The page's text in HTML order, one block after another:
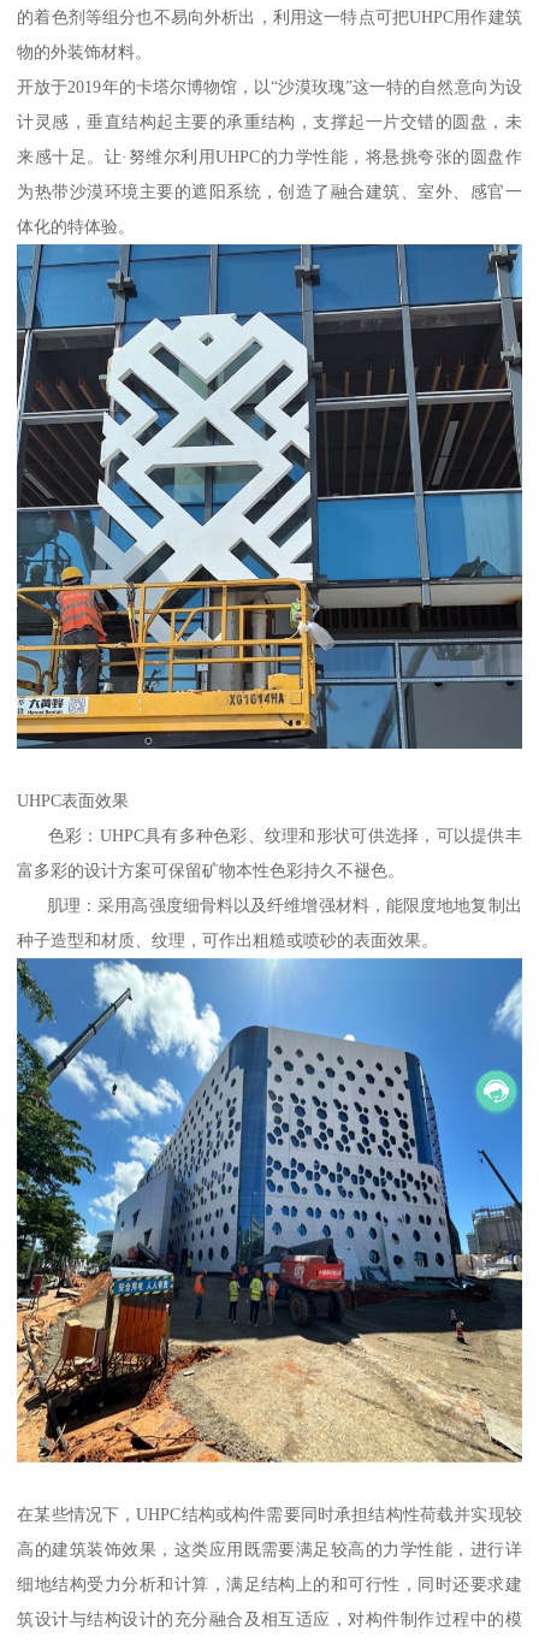
的着色剂等组分也不易向外析出，利用这一特点可把UHPC用作建筑
物的外装饰材料。
开放于2019年的卡塔尔博物馆，以“沙漠玫瑰”这一特的自然意向为设
计灵感，垂直结构起主要的承重结构，支撑起一片交错的圆盘，未
来感十足。让·努维尔利用UHPC的力学性能，将悬挑夸张的圆盘作
为热带沙漠环境主要的遮阳系统，创造了融合建筑、室外、感官一
体化的特体验。
UHPC表面效果
色彩：UHPC具有多种色彩、纹理和形状可供选择，可以提供丰
富多彩的设计方案可保留矿物本性色彩持久不褪色。
肌理：采用高强度细骨料以及纤维增强材料，能限度地地复制出
种子造型和材质、纹理，可作出粗糙或喷砂的表面效果。
在某些情况下，UHPC结构或构件需要同时承担结构性荷载并实现较
高的建筑装饰效果，这类应用既需要满足较高的力学性能，进行详
细地结构受力分析和计算，满足结构上的和可行性，同时还要求建
筑设计与结构设计的充分融合及相互适应，对构件制作过程中的模